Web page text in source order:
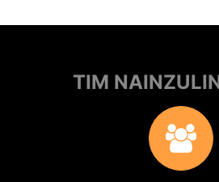
TIM